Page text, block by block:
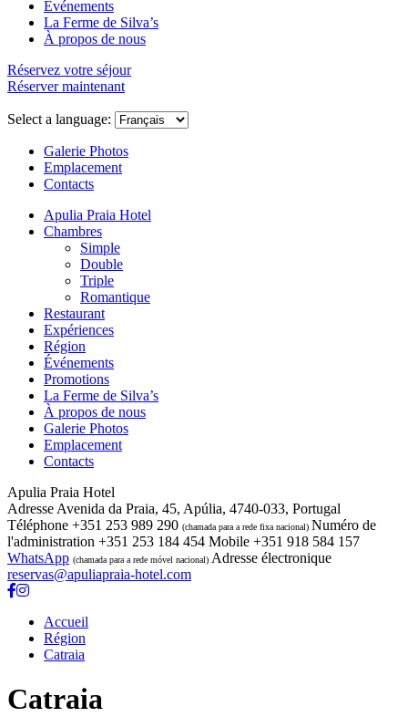
Événements
La Ferme de Silva’s
À propos de nous
Réservez votre séjour
Réserver maintenant
Select a language:
Galerie Photos
Emplacement
Contacts
Apulia Praia Hotel
Chambres
Simple
Double
Triple
Romantique
Restaurant
Expériences
Région
Événements
Promotions
La Ferme de Silva’s
À propos de nous
Galerie Photos
Emplacement
Contacts
Apulia Praia Hotel
Adresse Avenida da Praia, 45, Apúlia, 4740-033, Portugal
Téléphone +351 253 989 290 (chamada para a rede fixa nacional) Numéro de
l'administration +351 253 184 454 Mobile +351 918 584 157
WhatsApp (chamada para a rede móvel nacional) Adresse électronique
reservas@apuliapraia-hotel.com
Accueil
Région
Catraia
Catraia